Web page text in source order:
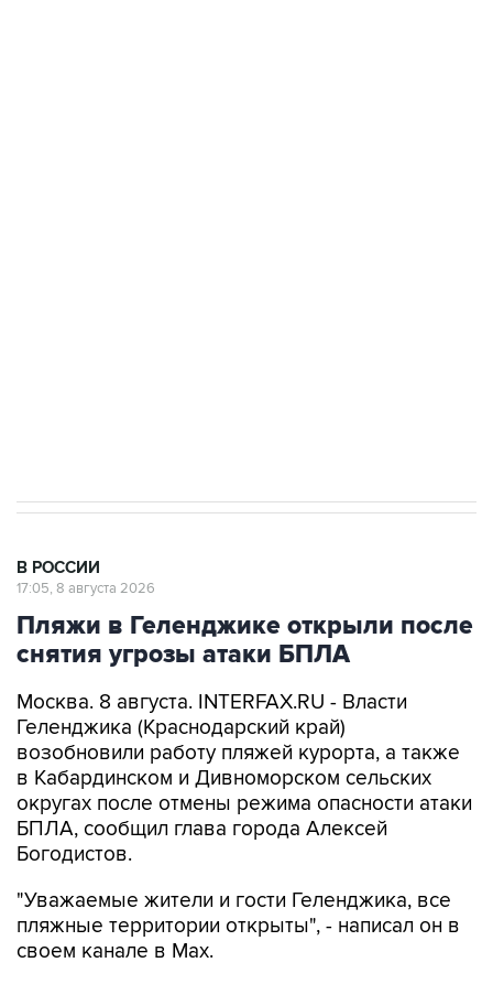
В РОССИИ
17:05, 8 августа 2026
Пляжи в Геленджике открыли после
снятия угрозы атаки БПЛА
Москва. 8 августа. INTERFAX.RU - Власти
Геленджика (Краснодарский край)
возобновили работу пляжей курорта, а также
в Кабардинском и Дивноморском сельских
округах после отмены режима опасности атаки
БПЛА, сообщил глава города Алексей
Богодистов.
"Уважаемые жители и гости Геленджика, все
пляжные территории открыты", - написал он в
своем канале в Max.